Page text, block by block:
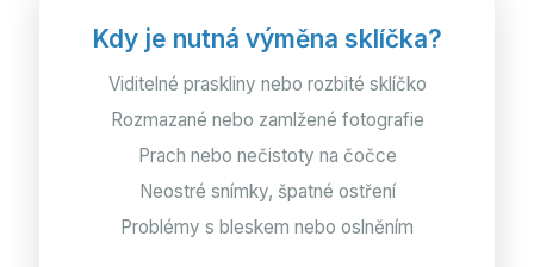
Kdy je nutná výměna sklíčka?
Viditelné praskliny nebo rozbité sklíčko
Rozmazané nebo zamlžené fotografie
Prach nebo nečistoty na čočce
Neostré snímky, špatné ostření
Problémy s bleskem nebo oslněním